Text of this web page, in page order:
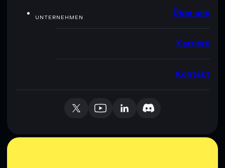
UNTERNEHMEN Über uns
Karriere
Kontakt